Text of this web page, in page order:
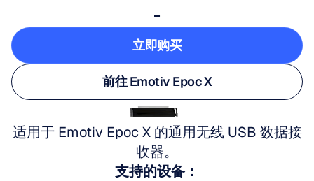
-
立即购买
立即购买
前往 Emotiv Epoc X
前往 Emotiv Epoc X
适用于 Emotiv Epoc X 的通用无线 USB 数据接
收器。
支持的设备：